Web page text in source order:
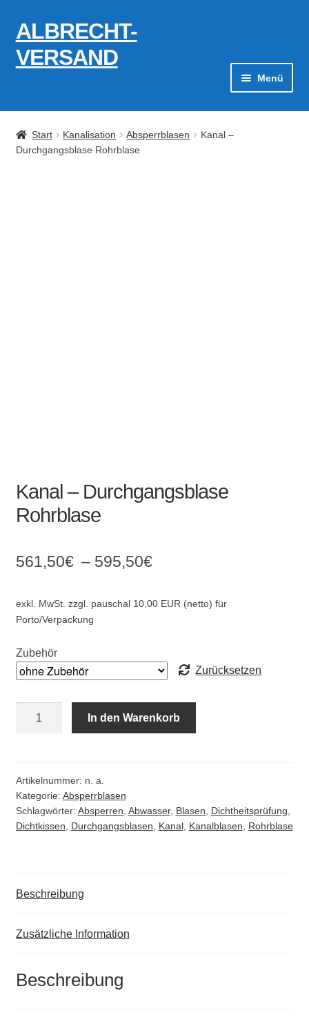
Zur
Navigation
springen
Zum
Inhalt
springen
ALBRECHT-
VERSAND
Menü
Zahlungsarten
AGB
GaLaBau
Kommunalbedarf
Neuheiten
Schachtzubehör
Stadtmöblierung
Start Kanalisation Absperrblasen
Kanal –
Durchgangsblase Rohrblase
Kanal – Durchgangsblase
Rohrblase
561,50€ – 595,50€
exkl. MwSt. zzgl. pauschal 10,00 EUR (netto) für
Porto/Verpackung
Zubehör
Zurücksetzen
Menge
In den Warenkorb
Artikelnummer: n. a.
Kategorie: Absperrblasen
Schlagwörter: Absperren Abwasser, Blasen Dichtheitsprüfung
Dichtkissen
Durchgangsblasen Kanal, Kanalblasen Rohrblase
Beschreibung
Zusätzliche Information
Beschreibung